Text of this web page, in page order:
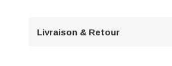
Livraison & Retour